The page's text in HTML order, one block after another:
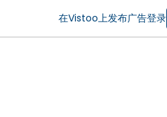
在Vistoo上发布广告登录